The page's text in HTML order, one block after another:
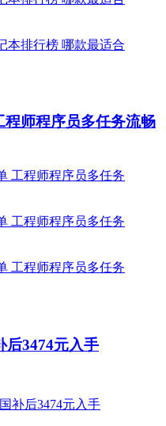
程师程序员多任务流畅
后3474元入手